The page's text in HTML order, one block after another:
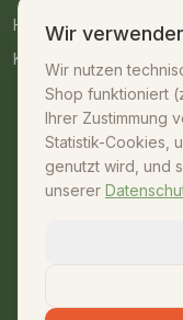
Häufige Fragen
Kontakt
Kontakt
07042 – 23009
shop@unsere-
Wir
Wir nutzen
Shop funktioniert
Ihrer Zustimmung
Statistik-Cookies,
genutzt wird, und
unserer